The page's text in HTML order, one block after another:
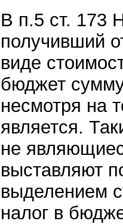
В п.5 ст. 173
получивший
виде
бюджет
несмотря на
является.
не
выставляют
выделением
налог в